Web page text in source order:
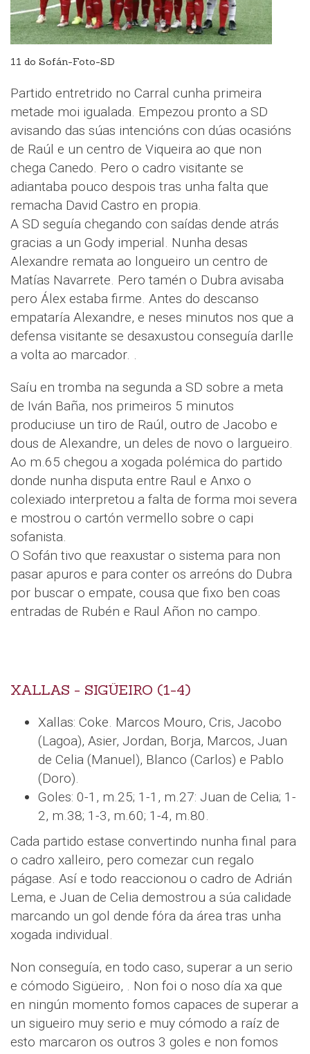
11 do Sofán-Foto-SD
Partido entretrido no Carral cunha primeira
metade moi igualada. Empezou pronto a SD
avisando das súas intencións con dúas ocasións
de Raúl e un centro de Viqueira ao que non
chega Canedo. Pero o cadro visitante se
adiantaba pouco despois tras unha falta que
remacha David Castro en propia.
A SD seguía chegando con saídas dende atrás
gracias a un Gody imperial. Nunha desas
Alexandre remata ao longueiro un centro de
Matías Navarrete. Pero tamén o Dubra avisaba
pero Álex estaba firme. Antes do descanso
empataría Alexandre, e neses minutos nos que a
defensa visitante se desaxustou conseguía darlle
a volta ao marcador. .
Saíu en tromba na segunda a SD sobre a meta
de Iván Baña, nos primeiros 5 minutos
produciuse un tiro de Raúl, outro de Jacobo e
dous de Alexandre, un deles de novo o largueiro.
Ao m.65 chegou a xogada polémica do partido
donde nunha disputa entre Raul e Anxo o
colexiado interpretou a falta de forma moi severa
e mostrou o cartón vermello sobre o capi
sofanista.
O Sofán tivo que reaxustar o sistema para non
pasar apuros e para conter os arreóns do Dubra
por buscar o empate, cousa que fixo ben coas
entradas de Rubén e Raul Añon no campo.
XALLAS - SIGÜEIRO (1-4)
Xallas: Coke. Marcos Mouro, Cris, Jacobo
(Lagoa), Asier, Jordan, Borja, Marcos, Juan
de Celia (Manuel), Blanco (Carlos) e Pablo
(Doro).
Goles: 0-1, m.25; 1-1, m.27: Juan de Celia; 1-
2, m.38; 1-3, m.60; 1-4, m.80.
Cada partido estase convertindo nunha final para
o cadro xalleiro, pero comezar cun regalo
págase. Así e todo reaccionou o cadro de Adrián
Lema, e Juan de Celia demostrou a súa calidade
marcando un gol dende fóra da área tras unha
xogada individual.
Non conseguía, en todo caso, superar a un serio
e cómodo Sigüeiro, . Non foi o noso día xa que
en ningún momento fomos capaces de superar a
un sigueiro muy serio e muy cómodo a raíz de
esto marcaron os outros 3 goles e non fomos